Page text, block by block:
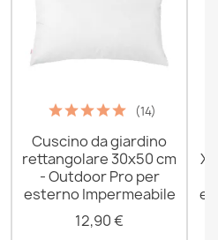
(14)
Cuscino da giardino
rettangolare 30x50 cm
- Outdoor Pro per
esterno Impermeabile
12,90 €